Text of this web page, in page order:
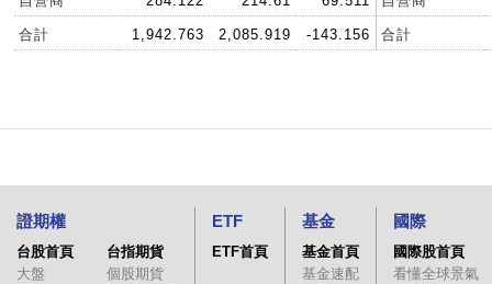
合計 1,942.763 2,085.919 -143.156 合計
證期權
台股首頁
大盤
台指期貨
個股期貨
ETF
ETF首頁
基金
基金首頁
基金速配
國際
國際股首頁
看懂全球景氣